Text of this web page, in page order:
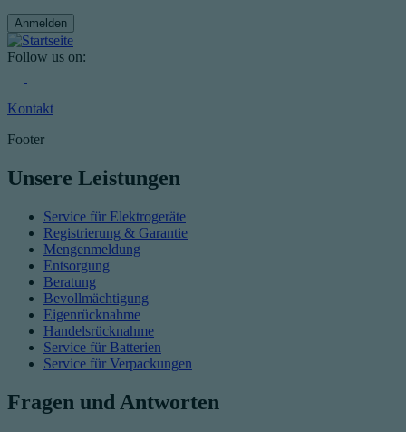
Follow us on:
Kontakt
Footer
Unsere Leistungen
Service für Elektrogeräte
Registrierung & Garantie
Mengenmeldung
Entsorgung
Beratung
Bevollmächtigung
Eigenrücknahme
Handelsrücknahme
Service für Batterien
Service für Verpackungen
Fragen und Antworten